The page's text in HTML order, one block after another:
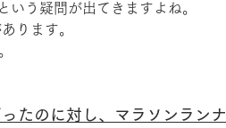
う疑問が出てきますよね。
ります。
たのに対し、マラソンランナ